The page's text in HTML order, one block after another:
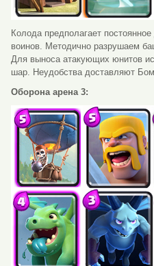
Колода предполагает
воинов. Методично разрушаем
Для выноса атакующих юнитов
шар. Неудобства доставляют
Оборона арена 3: